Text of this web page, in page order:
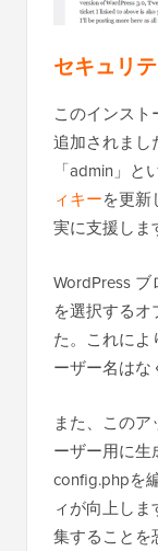
セキュリ
このインス
追加されまし
「admin」と
ィキーを更
実に支援しま
WordPress
を選択する
た。これに
ーザー名はな
また、この
ーザー用に
config.phpを
ィが向上し
集することを